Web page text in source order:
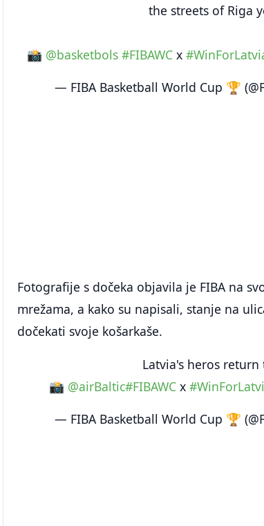
the streets of Riga
📸 @basketbols #FIBAWCx
— FIBA Basketball World Cup 🏆
Fotografije s dočeka objavila je FIBA na
mrežama, a kako su napisali, stanje na
dočekati svoje košarkaše.
Latvia's heros
📸 @airBaltic#FIBAWCx
— FIBA Basketball World Cup 🏆